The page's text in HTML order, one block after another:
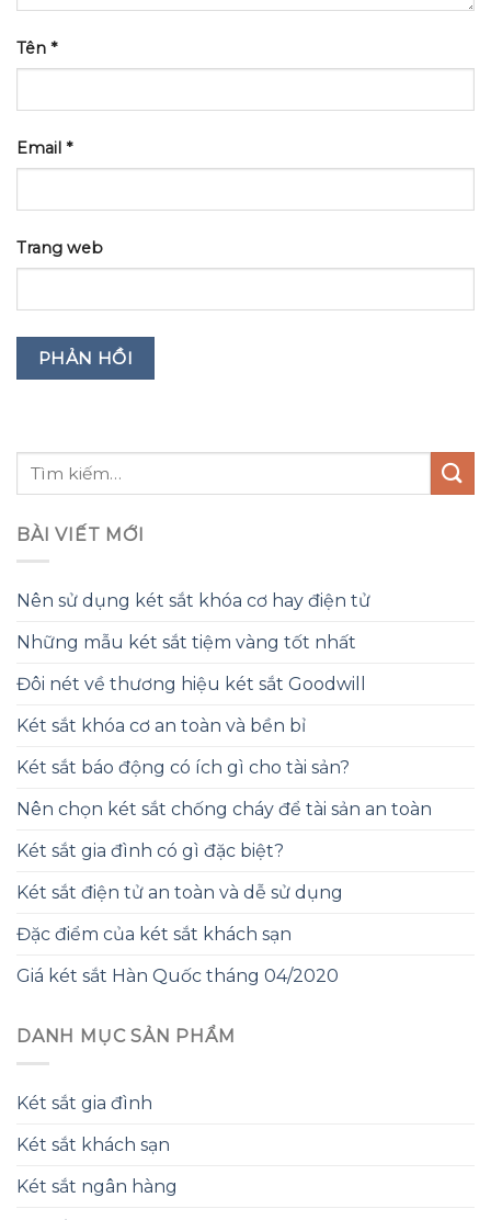
Tên *
Email *
Trang web
BÀI VIẾT MỚI
Nên sử dụng két sắt khóa cơ hay điện tử
Những mẫu két sắt tiệm vàng tốt nhất
Đôi nét về thương hiệu két sắt Goodwill
Két sắt khóa cơ an toàn và bền bỉ
Két sắt báo động có ích gì cho tài sản?
Nên chọn két sắt chống cháy để tài sản an toàn
Két sắt gia đình có gì đặc biệt?
Két sắt điện tử an toàn và dễ sử dụng
Đặc điểm của két sắt khách sạn
Giá két sắt Hàn Quốc tháng 04/2020
DANH MỤC SẢN PHẨM
Két sắt gia đình
Két sắt khách sạn
Két sắt ngân hàng